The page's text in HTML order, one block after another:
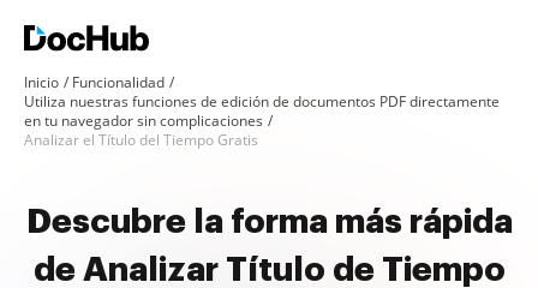
Inicio
Funcionalidad
Utiliza nuestras funciones de edición de documentos PDF directamente
en tu navegador sin complicaciones
Analizar el Título del Tiempo Gratis
Descubre la forma más rápida
de Analizar Título de Tiempo